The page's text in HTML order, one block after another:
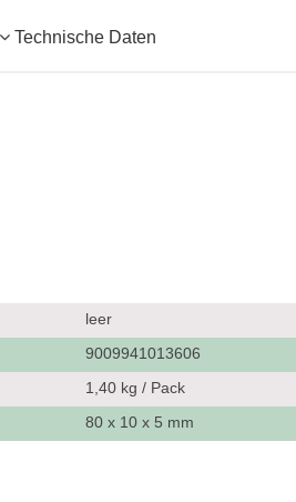
Technische Daten
leer
9009941013606
1,40 kg / Pack
80 x 10 x 5 mm